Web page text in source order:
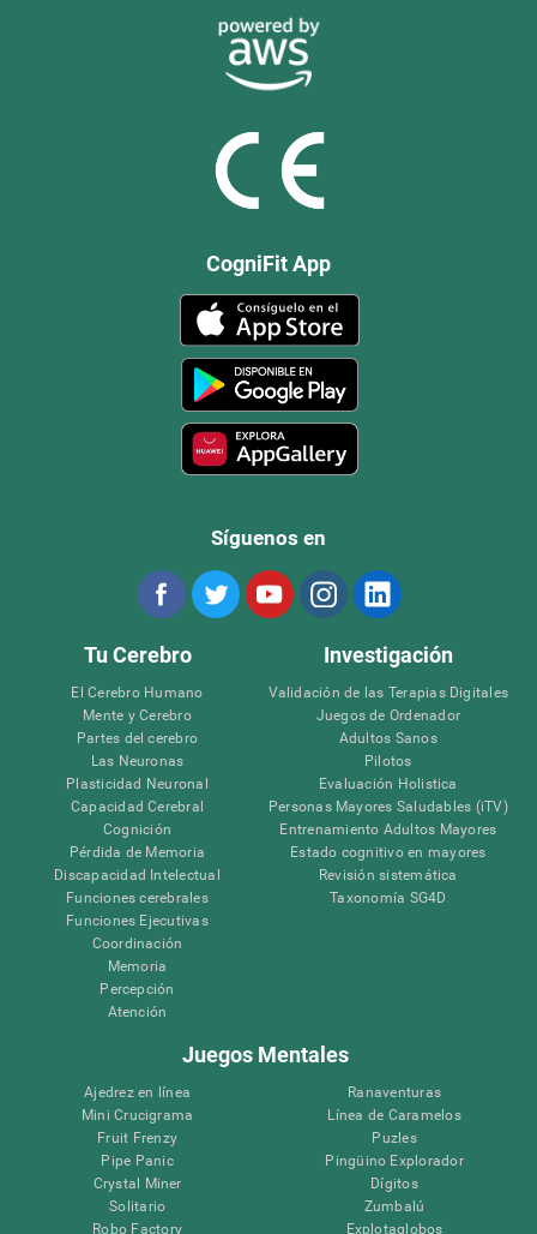
CogniFit App
Síguenos en
Tu Cerebro
El Cerebro Humano
Mente y Cerebro
Partes del cerebro
Las Neuronas
Plasticidad Neuronal
Capacidad Cerebral
Cognición
Pérdida de Memoria
Discapacidad Intelectual
Funciones cerebrales
Funciones Ejecutivas
Coordinación
Memoria
Percepción
Atención
Investigación
Validación de las Terapias Digitales
Juegos de Ordenador
Adultos Sanos
Pilotos
Evaluación Holistica
Personas Mayores Saludables (iTV)
Entrenamiento Adultos Mayores
Estado cognitivo en mayores
Revisión sistemática
Taxonomía SG4D
Juegos Mentales
Ajedrez en línea
Mini Crucigrama
Fruit Frenzy
Pipe Panic
Crystal Miner
Solitario
Robo Factory
Ranaventuras
Línea de Caramelos
Puzles
Pingüino Explorador
Dígitos
Zumbalú
Explotaglobos